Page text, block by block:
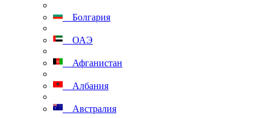
Болгария
ОАЭ
Афганистан
Албания
Австралия